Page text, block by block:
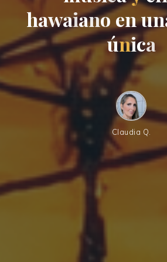
hawaianoenun
única
Claudia Q.